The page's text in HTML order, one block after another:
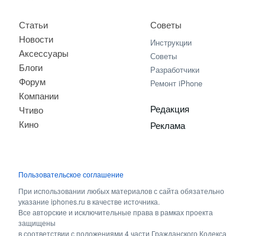
Статьи
Новости
Аксессуары
Блоги
Форум
Компании
Чтиво
Кино
Советы
Инструкции
Советы
Разработчики
Ремонт iPhone
Редакция
Реклама
Пользовательское соглашение
При использовании любых материалов с сайта обязательно
указание iphones.ru в качестве источника.
Все авторские и исключительные права в рамках проекта
защищены
в соответствии с положениями 4 части Гражданского Кодекса